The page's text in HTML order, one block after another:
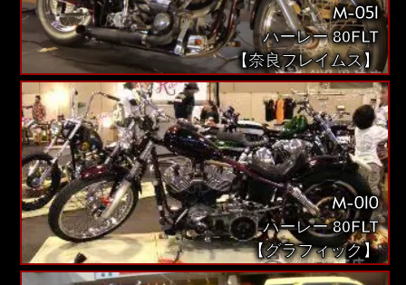
M-051
ハーレー 80FLT
【奈良フレイムス】
M-010
ハーレー 80FLT
【グラフィック】